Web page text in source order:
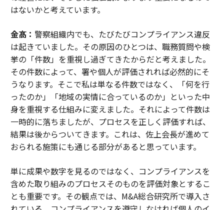
はないかと考えています。
金髙： 警察組織内でも、たびたびコンプライアンス違反
は起きていました。その原因のひとつは、職務質問や検
挙の「件数」を重視し過ぎてきたからだと考えました。
その件数によって、署や個人が評価されれば必然的にそ
うなります。そこで私は単なる件数ではなく、「何を行
ったのか」「地域の実情に合っているのか」といった中
身を重視する仕組みに変えました。それによって件数は
一時的に落ちましたが、プロセスを正しく評価すれば、
結果は後からついてきます。これは、佐上会長が進めて
おられる施策にも通じる部分があると思っています。
単に成果や数字を見るのではなく、コンプライアンスを
含めた取り組みのプロセスそのものを評価対象とするこ
とも重要です。その観点では、M&A総合研究所で導入さ